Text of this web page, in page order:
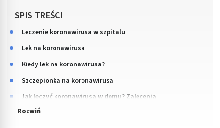
SPIS TREŚCI
Leczenie koronawirusa w szpitalu
Lek na koronawirusa
Kiedy lek na koronawirusa?
Szczepionka na koronawirusa
Jak leczyć koronawirusa w domu? Zalecenia